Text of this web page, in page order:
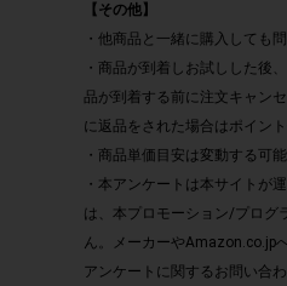
【その他】
・他商品と一緒に購入しても
・商品が到着しお試しした後
品が到着する前に注文キャン
に返品をされた場合はポイン
・商品単価目安は変動する可
・本アンケートは本サイトが
は、本プロモーション/プログ
ん。メーカーやAmazon.co.jp
アンケートに関するお問い合